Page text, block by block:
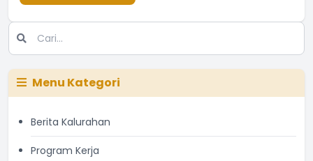
Menu Kategori
Berita Kalurahan
Program Kerja